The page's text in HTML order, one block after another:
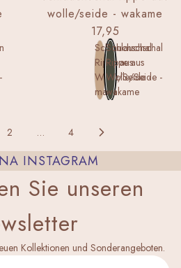
wolle/seide - wakame
17,95
Schlauchschal
Rippe aus
Wolle/Seide -
maca
Schlauchschal
Rippe aus
Wolle/Seide -
wakame
2 … 4
INSTAGRAM
Sie unseren
Kollektionen und Sonderangeboten.